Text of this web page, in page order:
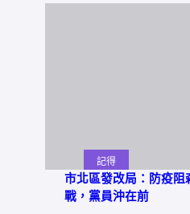
記得
市北區發改局：防疫阻
戰，黨員沖在前